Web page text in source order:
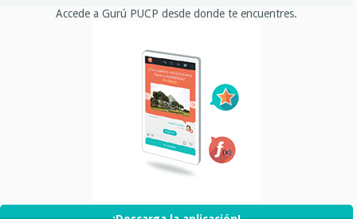
Accede a Gurú PUCP desde donde te encuentres.